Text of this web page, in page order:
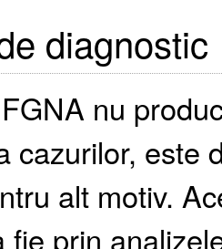
diagnostic
nu
cazurilor, este
alt motiv.
fie prin